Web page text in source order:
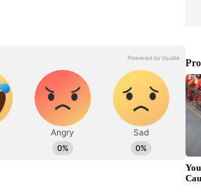
మాటకు కట్టుబడే వుంటామని